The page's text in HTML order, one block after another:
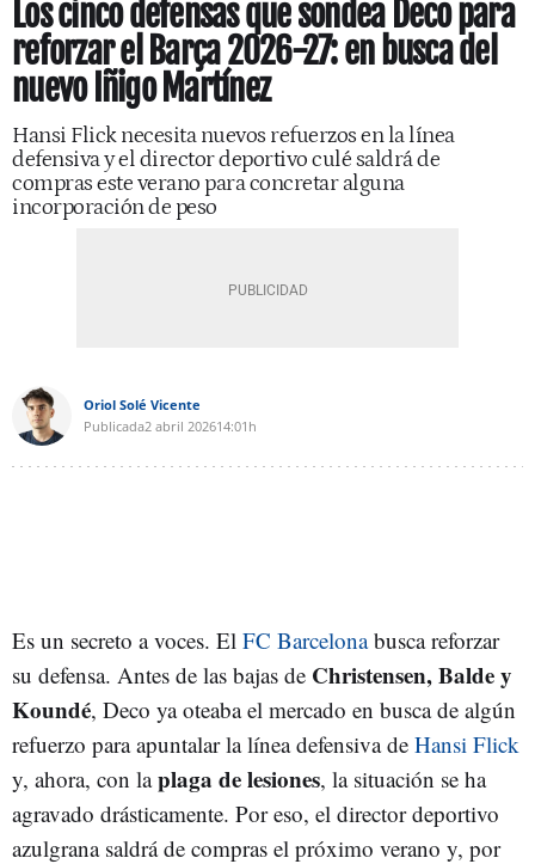
Los cinco defensas que sondea Deco para
reforzar el Barça 2026-27: en busca del
nuevo Iñigo Martínez
Hansi Flick necesita nuevos refuerzos en la línea
defensiva y el director deportivo culé saldrá de
compras este verano para concretar alguna
incorporación de peso
Oriol Solé Vicente
Publicada2 abril 202614:01h
Es un secreto a voces. El FC Barcelonabusca reforzar
su defensa. Antes de las bajas de Christensen, Balde y
Koundé, Deco ya oteaba el mercado en busca de algún
refuerzo para apuntalar la línea defensiva de Hansi Flick
y, ahora, con laplaga de lesiones, la situación se ha
agravado drásticamente. Por eso, el director deportivo
azulgrana saldrá de compras el próximo verano y, por